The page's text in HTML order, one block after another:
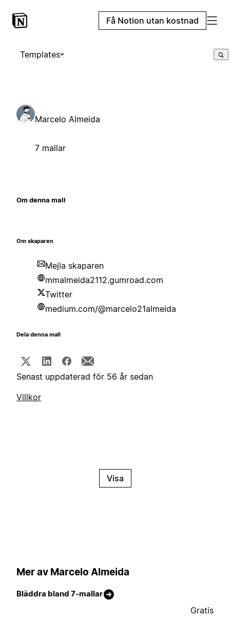
Få Notion utan kostnad
Templates
Marcelo Almeida
7 mallar
Om denna mall
Om skaparen
Mejla skaparen
mmalmeida2112.gumroad.com
Twitter
medium.com/@marcelo21almeida
Dela denna mall
Senast uppdaterad för 56 år sedan
Villkor
Visa
Mer av Marcelo Almeida
Bläddra bland 7-mallar
Gratis